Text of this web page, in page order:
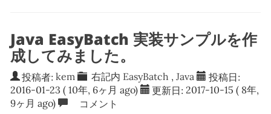
Java EasyBatch 実装サンプルを作
成してみました。
投稿者: kem 右記内 EasyBatch ,Java 投稿日:
2016-01-23 ( 10年, 6ヶ月 ago) 更新日: 2017-10-15 ( 8年,
9ヶ月 ago)
コメント